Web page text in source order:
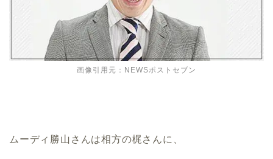
画像引用元：NEWSポストセブン
ムーディ勝山さんは相方の梶さんに、